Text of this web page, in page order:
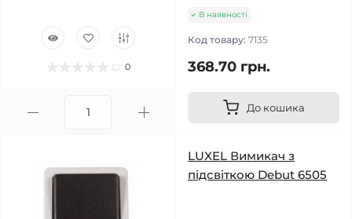
0
В наявності
Код товару: 7135
368.70 грн.
До кошика
LUXEL Вимикач з
підсвіткою Debut 6505